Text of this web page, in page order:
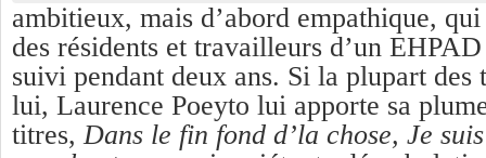
ambitieux, mais d’abord empathique,
des résidents et travailleurs d’un
suivi pendant deux ans. Si la plupart des
lui, Laurence Poeyto lui apporte sa
titres, Dans le fin fond d’la chose, Je